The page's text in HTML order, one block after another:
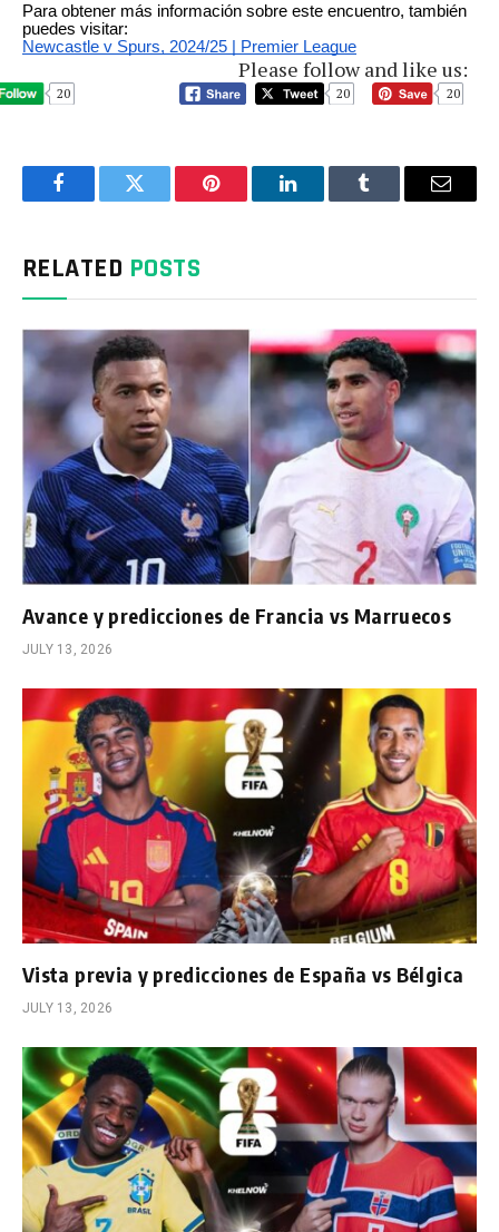
Para obtener más información sobre este encuentro, también
puedes visitar:
Newcastle v Spurs, 2024/25 | Premier League
Please follow and like us:
20 20 20
FacebookTwitter Pinterest LinkedInTumblr Email
RELATED POSTS
Avance y predicciones de Francia vs Marruecos
JULY 13, 2026
Vista previa y predicciones de España vs Bélgica
JULY 13, 2026